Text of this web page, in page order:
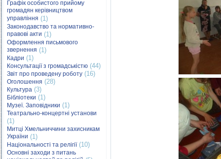
Графік особистого прийому
громадян керівництвом
управління (1)
Законодавство та нормативно-
правові акти (1)
Оформлення письмового
звернення (1)
Кадри (1)
Консультації з громадськістю (44)
Звіт про проведену роботу (16)
Оголошення (28)
Культура (3)
Бібліотеки (1)
Музеї. Заповідники (1)
Театрально-концертні установи
(1)
Митці Хмельниччини захисникам
України (1)
Національності та релігії(10)
Основні заходи з питань